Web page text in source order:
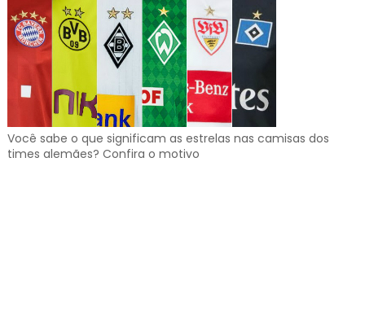
Você sabe o que significam as estrelas nas camisas dos
times alemães? Confira o motivo